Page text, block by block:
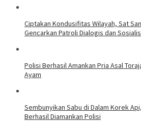
Ciptakan Kondusifitas Wilayah, Sat
Gencarkan Patroli Dialogis dan
Polisi Berhasil Amankan Pria Asal
Ayam
Sembunyikan Sabu di Dalam Korek
Berhasil Diamankan Polisi